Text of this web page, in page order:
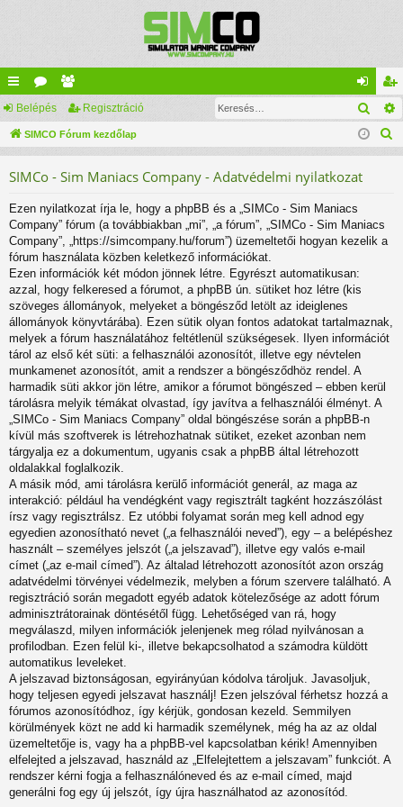
yo
rs
k
ór
u
ag
lis
el
ép
eg
is
Belépés Regisztráció
SIMCO Fórum kezdőlap
SIMCo - Sim Maniacs Company - Adatvédelmi nyilatkozat
Ezen nyilatkozat írja le, hogy a phpBB és a „SIMCo - Sim Maniacs
Company” fórum (a továbbiakban „mi”, „a fórum”, „SIMCo - Sim Maniacs
Company”, „https://simcompany.hu/forum”) üzemeltetői hogyan kezelik a
fórum használata közben keletkező információkat.
Ezen információk két módon jönnek létre. Egyrészt automatikusan:
azzal, hogy felkeresed a fórumot, a phpBB ún. sütiket hoz létre (kis
szöveges állományok, melyeket a böngésződ letölt az ideiglenes
állományok könyvtárába). Ezen sütik olyan fontos adatokat tartalmaznak,
melyek a fórum használatához feltétlenül szükségesek. Ilyen információt
tárol az első két süti: a felhasználói azonosítót, illetve egy névtelen
munkamenet azonosítót, amit a rendszer a böngésződhöz rendel. A
harmadik süti akkor jön létre, amikor a fórumot böngészed – ebben kerül
tárolásra melyik témákat olvastad, így javítva a felhasználói élményt. A
„SIMCo - Sim Maniacs Company” oldal böngészése során a phpBB-n
kívül más szoftverek is létrehozhatnak sütiket, ezeket azonban nem
tárgyalja ez a dokumentum, ugyanis csak a phpBB által létrehozott
oldalakkal foglalkozik.
A másik mód, ami tárolásra kerülő információt generál, az maga az
interakció: például ha vendégként vagy regisztrált tagként hozzászólást
írsz vagy regisztrálsz. Ez utóbbi folyamat során meg kell adnod egy
egyedien azonosítható nevet („a felhasználói neved”), egy – a belépéshez
használt – személyes jelszót („a jelszavad”), illetve egy valós e-mail
címet („az e-mail címed”). Az általad létrehozott azonosítót azon ország
adatvédelmi törvényei védelmezik, melyben a fórum szervere található. A
regisztráció során megadott egyéb adatok kötelezősége az adott fórum
adminisztrátorainak döntésétől függ. Lehetőséged van rá, hogy
megválaszd, milyen információk jelenjenek meg rólad nyilvánosan a
profilodban. Ezen felül ki-, illetve bekapcsolhatod a számodra küldött
automatikus leveleket.
A jelszavad biztonságosan, egyirányúan kódolva tároljuk. Javasoljuk,
hogy teljesen egyedi jelszavat használj! Ezen jelszóval férhetsz hozzá a
fórumos azonosítódhoz, így kérjük, gondosan kezeld. Semmilyen
körülmények közt ne add ki harmadik személynek, még ha az az oldal
üzemeltetője is, vagy ha a phpBB-vel kapcsolatban kérik! Amennyiben
elfelejted a jelszavad, használd az „Elfelejtettem a jelszavam” funkciót. A
rendszer kérni fogja a felhasználóneved és az e-mail címed, majd
generálni fog egy új jelszót, így újra használhatod az azonosítód.